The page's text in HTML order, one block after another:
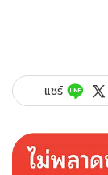
แชร์